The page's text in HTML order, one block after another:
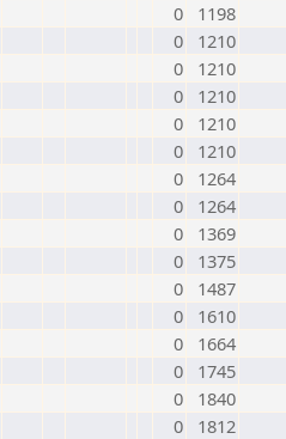
0
1198
0
1210
0
1210
0
1210
0
1210
0
1210
0
1264
0
1264
0
1369
0
1375
0
1487
0
1610
0
1664
0
1745
0
1840
0
1812